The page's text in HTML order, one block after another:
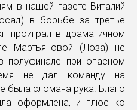
в нашей газете Виталий
в борьбе за третье
проиграл в драматичном
Мартьяновой (Лоза) не
при опасном
не дал команду на
была сломана рука. Благо
оформлена, и плюс ко